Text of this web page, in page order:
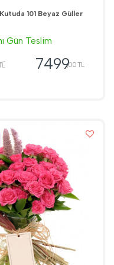
101 Beyaz Güller
Gün Teslim
7499,00 TL